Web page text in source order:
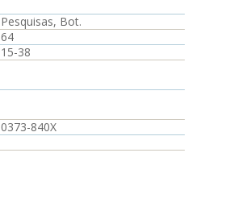
Pesquisas, Bot.
64
15-38
0373-840X